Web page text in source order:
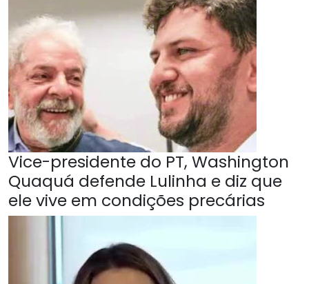
Vice-presidente do PT, Washington
Quaquá defende Lulinha e diz que
ele vive em condições precárias